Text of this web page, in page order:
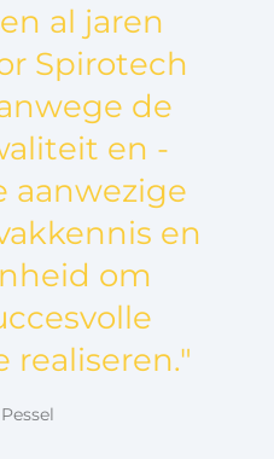
al jaren
Spirotech
de
en -
aanwezige
en
om
realiseren."